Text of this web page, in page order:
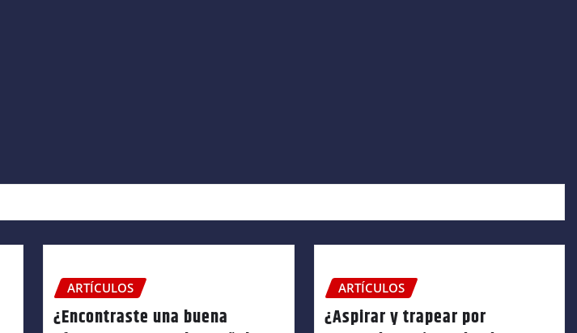
ARTÍCULOS
¿Encontraste una buena
ARTÍCULOS
¿Aspirar y trapear por